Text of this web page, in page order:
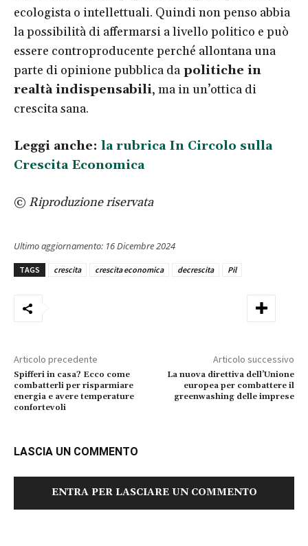
ecologista o intellettuali. Quindi non penso abbia
la possibilità di affermarsi a livello politico e può
essere controproducente perché allontana una
parte di opinione pubblica da politiche in
realtà indispensabili, ma in un’ottica di
crescita sana.
Leggi anche: la rubrica In Circolo sulla
Crescita Economica
© Riproduzione riservata
Ultimo aggiornamento: 16 Dicembre 2024
TAGS crescita crescita economica decrescita Pil
Articolo precedente
Spifferi in casa? Ecco come
combatterli per risparmiare
energia e avere temperature
confortevoli
Articolo successivo
La nuova direttiva dell’Unione
europea per combattere il
greenwashing delle imprese
LASCIA UN COMMENTO
ENTRA PER LASCIARE UN COMMENTO